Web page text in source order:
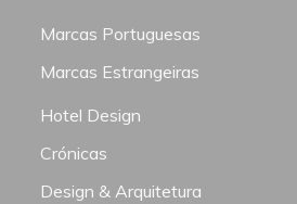
Marcas Portuguesas
Marcas Estrangeiras
Hotel Design
Crónicas
Design & Arquitetura